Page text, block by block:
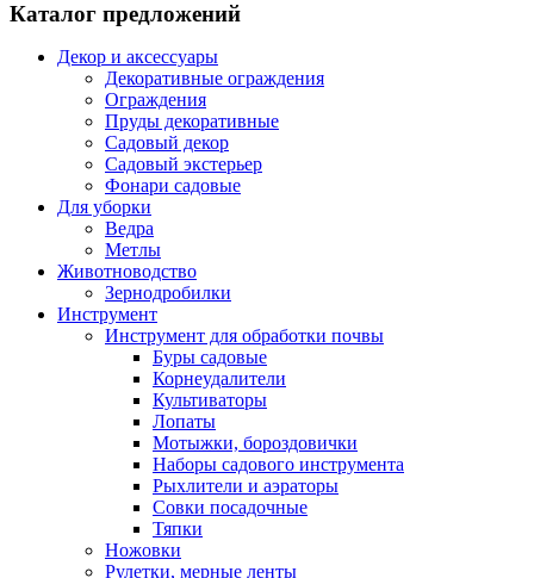
Каталог предложений
Декор и аксессуары
Декоративные ограждения
Ограждения
Пруды декоративные
Садовый декор
Садовый экстерьер
Фонари садовые
Для уборки
Ведра
Метлы
Животноводство
Зернодробилки
Инструмент
Инструмент для обработки почвы
Буры садовые
Корнеудалители
Культиваторы
Лопаты
Мотыжки, бороздовички
Наборы садового инструмента
Рыхлители и аэраторы
Совки посадочные
Тяпки
Ножовки
Рулетки, мерные ленты